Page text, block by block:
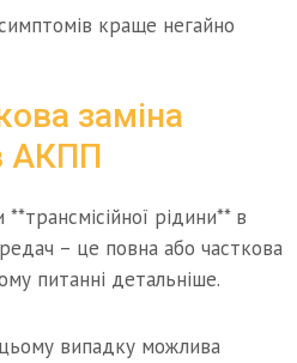
краще негайно
заміна
АКПП
**трансмісійної рідини** в
– це повна або часткова
питанні детальніше.
випадку можлива